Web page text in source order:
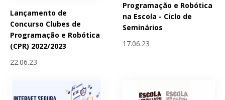
Lançamento de
Concurso Clubes de
Programação e Robótica
(CPR) 2022/2023
22.06.23
Programação e Robótica
na Escola - Ciclo de
Seminários
17.06.23